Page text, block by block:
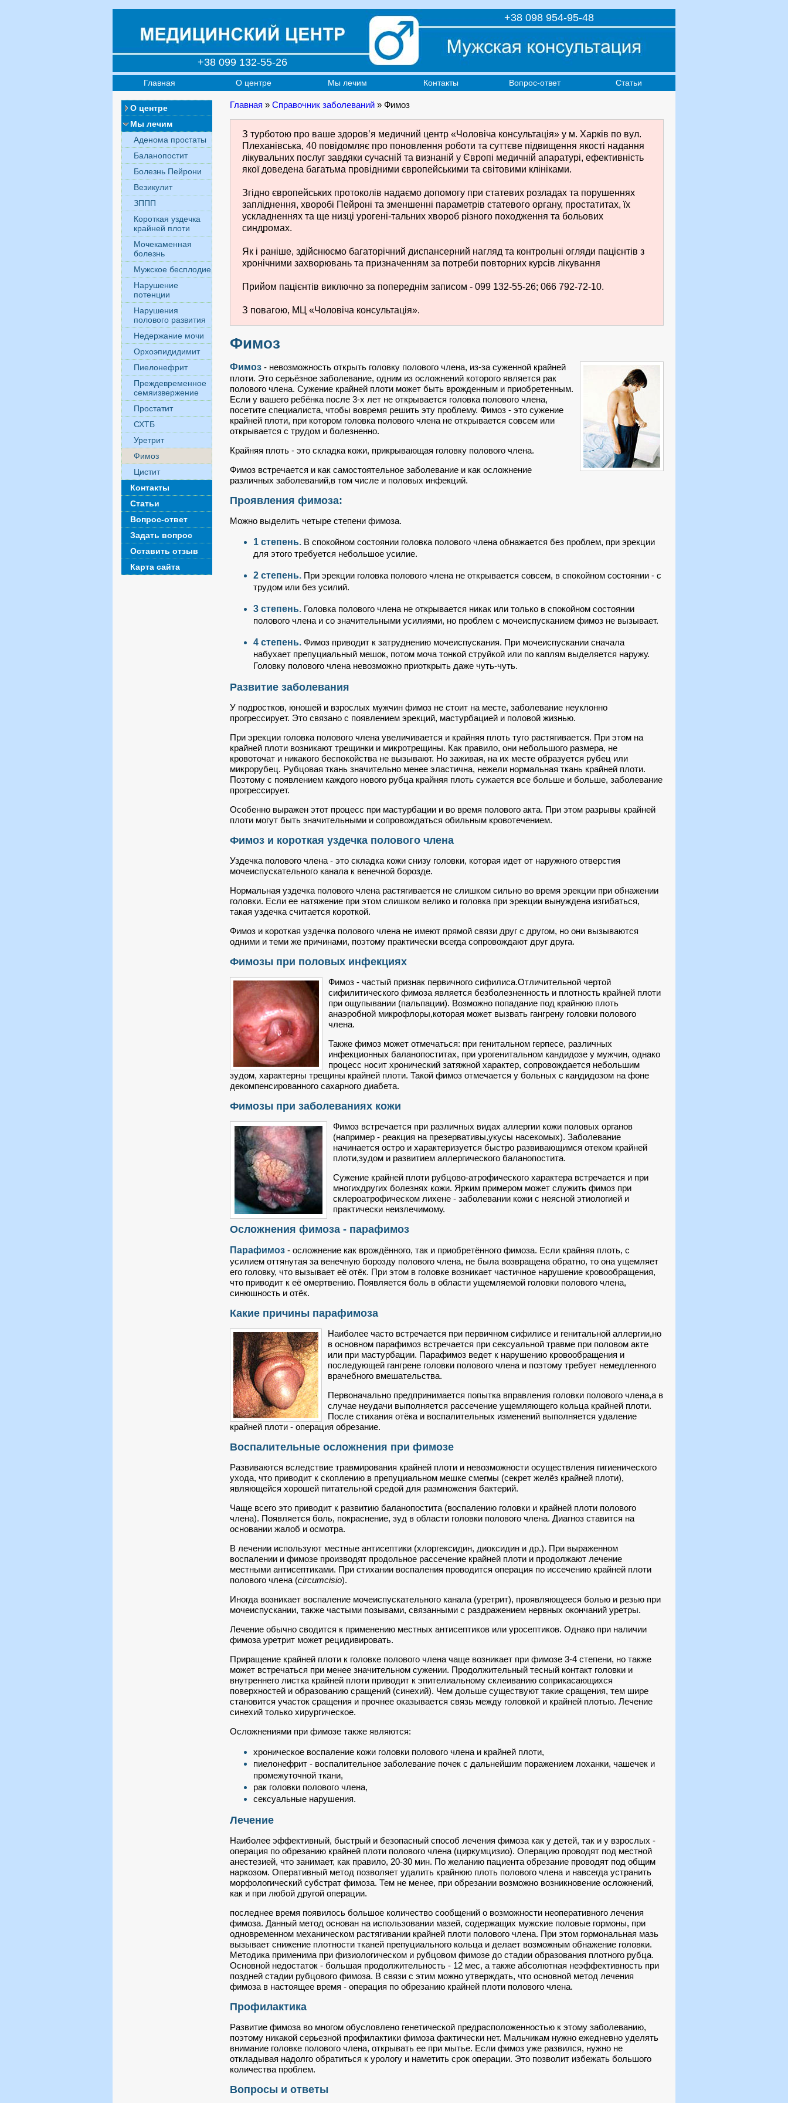
+38 099 132-55-26
+38 098 954-95-48
Главная О центре Мы лечим Контакты Вопрос-ответ Статьи
О центре
Мы лечим
Аденома простаты
Баланопостит
Болезнь Пейрони
Везикулит
ЗППП
Короткая уздечка
крайней плоти
Мочекаменная
болезнь
Мужское бесплодие
Нарушение
потенции
Нарушения
полового развития
Недержание мочи
Орхоэпидидимит
Пиелонефрит
Преждевременное
семяизвержение
Простатит
СХТБ
Уретрит
Фимоз
Цистит
Контакты
Статьи
Вопрос-ответ
Задать вопрос
Оставить отзыв
Карта сайта
Главная » Справочник заболеваний » Фимоз
З турботою про ваше здоров’я медичний центр «Чоловіча консультація» у м. Харків по вул.
Плеханівська, 40 повідомляє про поновлення роботи та суттєве підвищення якості надання
лікувальних послуг завдяки сучасній та визнаній у Європі медичній апаратурі, ефективність
якої доведена багатьма провідними європейськими та світовими клініками.
Згідно європейських протоколів надаємо допомогу при статевих розладах та порушеннях
запліднення, хворобі Пейроні та зменшенні параметрів статевого органу, простатитах, їх
ускладненнях та ще низці урогені-тальних хвороб різного походження та больових
синдромах.
Як і раніше, здійснюємо багаторічний диспансерний нагляд та контрольні огляди пацієнтів з
хронічними захворювань та призначенням за потреби повторних курсів лікування
Прийом пацієнтів виключно за попереднім записом - 099 132-55-26; 066 792-72-10.
З повагою, МЦ «Чоловіча консультація».
Фимоз
Фимоз - невозможность открыть головку полового члена, из-за суженной крайней
плоти. Это серьёзное заболевание, одним из осложнений которого является рак
полового члена. Сужение крайней плоти может быть врожденным и приобретенным.
Если у вашего ребёнка после 3-х лет не открывается головка полового члена,
посетите специалиста, чтобы вовремя решить эту проблему. Фимоз - это сужение
крайней плоти, при котором головка полового члена не открывается совсем или
открывается с трудом и болезненно.
Крайняя плоть - это складка кожи, прикрывающая головку полового члена.
Фимоз встречается и как самостоятельное заболевание и как осложнение
различных заболеваний,в том числе и половых инфекций.
Проявления фимоза:
Можно выделить четыре степени фимоза.
1 степень. В спокойном состоянии головка полового члена обнажается без проблем, при эрекции
для этого требуется небольшое усилие.
2 степень. При эрекции головка полового члена не открывается совсем, в спокойном состоянии - с
трудом или без усилий.
3 степень. Головка полового члена не открывается никак или только в спокойном состоянии
полового члена и со значительными усилиями, но проблем с мочеиспусканием фимоз не вызывает.
4 степень. Фимоз приводит к затруднению мочеиспускания. При мочеиспускании сначала
набухает препуциальный мешок, потом моча тонкой струйкой или по каплям выделяется наружу.
Головку полового члена невозможно приоткрыть даже чуть-чуть.
Развитие заболевания
У подростков, юношей и взрослых мужчин фимоз не стоит на месте, заболевание неуклонно
прогрессирует. Это связано с появлением эрекций, мастурбацией и половой жизнью.
При эрекции головка полового члена увеличивается и крайняя плоть туго растягивается. При этом на
крайней плоти возникают трещинки и микротрещины. Как правило, они небольшого размера, не
кровоточат и никакого беспокойства не вызывают. Но заживая, на их месте образуется рубец или
микрорубец. Рубцовая ткань значительно менее эластична, нежели нормальная ткань крайней плоти.
Поэтому с появлением каждого нового рубца крайняя плоть сужается все больше и больше, заболевание
прогрессирует.
Особенно выражен этот процесс при мастурбации и во время полового акта. При этом разрывы крайней
плоти могут быть значительными и сопровождаться обильным кровотечением.
Фимоз и короткая уздечка полового члена
Уздечка полового члена - это складка кожи снизу головки, которая идет от наружного отверстия
мочеиспускательного канала к венечной борозде.
Нормальная уздечка полового члена растягивается не слишком сильно во время эрекции при обнажении
головки. Если ее натяжение при этом слишком велико и головка при эрекции вынуждена изгибаться,
такая уздечка считается короткой.
Фимоз и короткая уздечка полового члена не имеют прямой связи друг с другом, но они вызываются
одними и теми же причинами, поэтому практически всегда сопровождают друг друга.
Фимозы при половых инфекциях
Фимоз - частый признак первичного сифилиса.Отличительной чертой
сифилитического фимоза является безболезненность и плотность крайней плоти
при ощупывании (пальпации). Возможно попадание под крайнюю плоть
анаэробной микрофлоры,которая может вызвать гангрену головки полового
члена.
Также фимоз может отмечаться: при генитальном герпесе, различных
инфекционных баланопоститах, при урогенитальном кандидозе у мужчин, однако
процесс носит хронический затяжной характер, сопровождается небольшим
зудом, характерны трещины крайней плоти. Такой фимоз отмечается у больных с кандидозом на фоне
декомпенсированного сахарного диабета.
Фимозы при заболеваниях кожи
Фимоз встречается при различных видах аллергии кожи половых органов
(например - реакция на презервативы,укусы насекомых). Заболевание
начинается остро и характеризуется быстро развивающимся отеком крайней
плоти,зудом и развитием аллергического баланопостита.
Сужение крайней плоти рубцово-атрофического характера встречается и при
многихдругих болезнях кожи. Ярким примером может служить фимоз при
склероатрофическом лихене - заболевании кожи с неясной этиологией и
практически неизлечимому.
Осложнения фимоза - парафимоз
Парафимоз - осложнение как врождённого, так и приобретённого фимоза. Если крайняя плоть, с
усилием оттянутая за венечную борозду полового члена, не была возвращена обратно, то она ущемляет
его головку, что вызывает её отёк. При этом в головке возникает частичное нарушение кровообращения,
что приводит к её омертвению. Появляется боль в области ущемляемой головки полового члена,
синюшность и отёк.
Какие причины парафимоза
Наиболее часто встречается при первичном сифилисе и генитальной аллергии,но
в основном парафимоз встречается при сексуальной травме при половом акте
или при мастурбации. Парафимоз ведет к нарушению кровообращения и
последующей гангрене головки полового члена и поэтому требует немедленного
врачебного вмешательства.
Первоначально предпринимается попытка вправления головки полового члена,а в
случае неудачи выполняется рассечение ущемляющего кольца крайней плоти.
После стихания отёка и воспалительных изменений выполняется удаление
крайней плоти - операция обрезание.
Воспалительные осложнения при фимозе
Развиваются вследствие травмирования крайней плоти и невозможности осуществления гигиенического
ухода, что приводит к скоплению в препуциальном мешке смегмы (секрет желёз крайней плоти),
являющейся хорошей питательной средой для размножения бактерий.
Чаще всего это приводит к развитию баланопостита (воспалению головки и крайней плоти полового
члена). Появляется боль, покраснение, зуд в области головки полового члена. Диагноз ставится на
основании жалоб и осмотра.
В лечении используют местные антисептики (хлоргексидин, диоксидин и др.). При выраженном
воспалении и фимозе производят продольное рассечение крайней плоти и продолжают лечение
местными антисептиками. При стихании воспаления проводится операция по иссечению крайней плоти
полового члена (circumcisio).
Иногда возникает воспаление мочеиспускательного канала (уретрит), проявляющееся болью и резью при
мочеиспускании, также частыми позывами, связанными с раздражением нервных окончаний уретры.
Лечение обычно сводится к применению местных антисептиков или уросептиков. Однако при наличии
фимоза уретрит может рецидивировать.
Приращение крайней плоти к головке полового члена чаще возникает при фимозе 3-4 степени, но также
может встречаться при менее значительном сужении. Продолжительный тесный контакт головки и
внутреннего листка крайней плоти приводит к эпителиальному склеиванию соприкасающихся
поверхностей и образованию сращений (синехий). Чем дольше существуют такие сращения, тем шире
становится участок сращения и прочнее оказывается связь между головкой и крайней плотью. Лечение
синехий только хирургическое.
Осложнениями при фимозе также являются:
хроническое воспаление кожи головки полового члена и крайней плоти,
пиелонефрит - воспалительное заболевание почек с дальнейшим поражением лоханки, чашечек и
промежуточной ткани,
рак головки полового члена,
сексуальные нарушения.
Лечение
Наиболее эффективный, быстрый и безопасный способ лечения фимоза как у детей, так и у взрослых -
операция по обрезанию крайней плоти полового члена (циркумцизио). Операцию проводят под местной
анестезией, что занимает, как правило, 20-30 мин. По желанию пациента обрезание проводят под общим
наркозом. Оперативный метод позволяет удалить крайнюю плоть полового члена и навсегда устранить
морфологический субстрат фимоза. Тем не менее, при обрезании возможно возникновение осложнений,
как и при любой другой операции.
последнее время появилось большое количество сообщений о возможности неоперативного лечения
фимоза. Данный метод основан на использовании мазей, содержащих мужские половые гормоны, при
одновременном механическом растягивании крайней плоти полового члена. При этом гормональная мазь
вызывает снижение плотности тканей препуциального кольца и делает возможным обнажение головки.
Методика применима при физиологическом и рубцовом фимозе до стадии образования плотного рубца.
Основной недостаток - большая продолжительность - 12 мес, а также абсолютная неэффективность при
поздней стадии рубцового фимоза. В связи с этим можно утверждать, что основной метод лечения
фимоза в настоящее время - операция по обрезанию крайней плоти полового члена.
Профилактика
Развитие фимоза во многом обусловлено генетической предрасположенностью к этому заболеванию,
поэтому никакой серьезной профилактики фимоза фактически нет. Мальчикам нужно ежедневно уделять
внимание головке полового члена, открывать ее при мытье. Если фимоз уже развился, нужно не
откладывая надолго обратиться к урологу и наметить срок операции. Это позволит избежать большого
количества проблем.
Вопросы и ответы